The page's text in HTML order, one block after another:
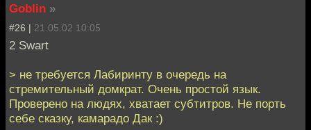
Goblin »
#26 | 21.05.02 10:05
2 Swart
> не требуется Лабиринту в очередь на
стремительный домкрат. Очень простой язык.
Проверено на людях, хватает субтитров. Не порть
себе сказку, камарадо Дак :)